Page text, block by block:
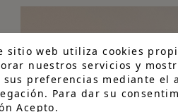
sitio web utiliza cookies
nuestros servicios y
sus preferencias mediante el
Para dar su
Acepto.